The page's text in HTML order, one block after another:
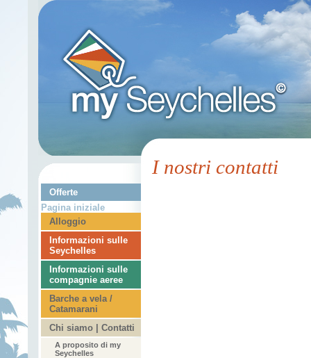
Offerte
Pagina iniziale
Alloggio
Informazioni sulle
Seychelles
Informazioni sulle
compagnie aeree
Barche a vela /
Catamarani
Chi siamo | Contatti
A proposito di my
Seychelles
I nostri contatti